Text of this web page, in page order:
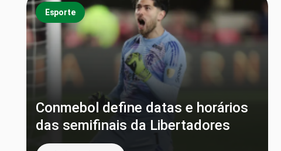
Esporte
Conmebol define datas e horários
das semifinais da Libertadores